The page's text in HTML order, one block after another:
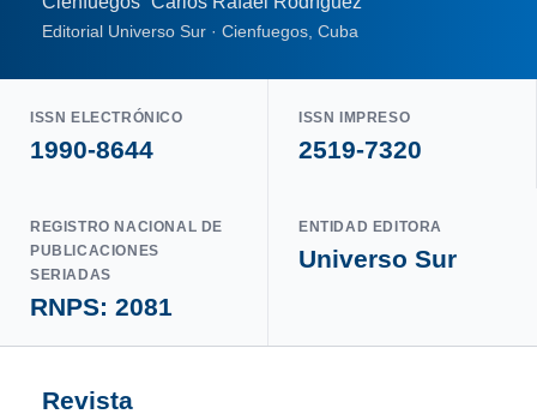
Editorial Universo Sur · Cienfuegos, Cuba
ISSN ELECTRÓNICO
1990-8644
ISSN IMPRESO
2519-7320
REGISTRO NACIONAL DE
PUBLICACIONES
SERIADAS
RNPS: 2081
ENTIDAD EDITORA
Universo Sur
Revista